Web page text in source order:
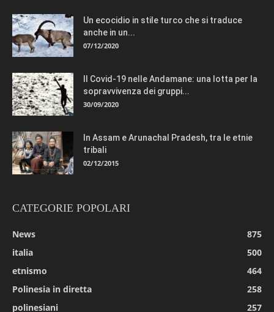
Un ecocidio in stile turco che si traduce
anche in un...
07/12/2020
Il Covid-19 nelle Andamane: una lotta per la
sopravvivenza dei gruppi...
30/09/2020
In Assam e Arunachal Pradesh, tra le etnie
tribali
02/12/2015
CATEGORIE POPOLARI
News
875
italia
500
etnismo
464
Polinesia in diretta
258
polinesiani
257